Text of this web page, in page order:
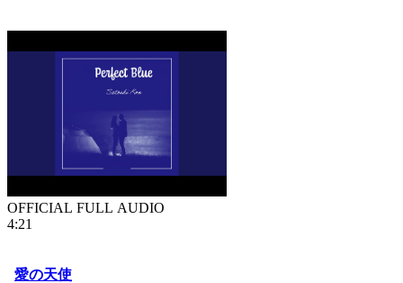
OFFICIAL FULL AUDIO
4:21
愛の天使